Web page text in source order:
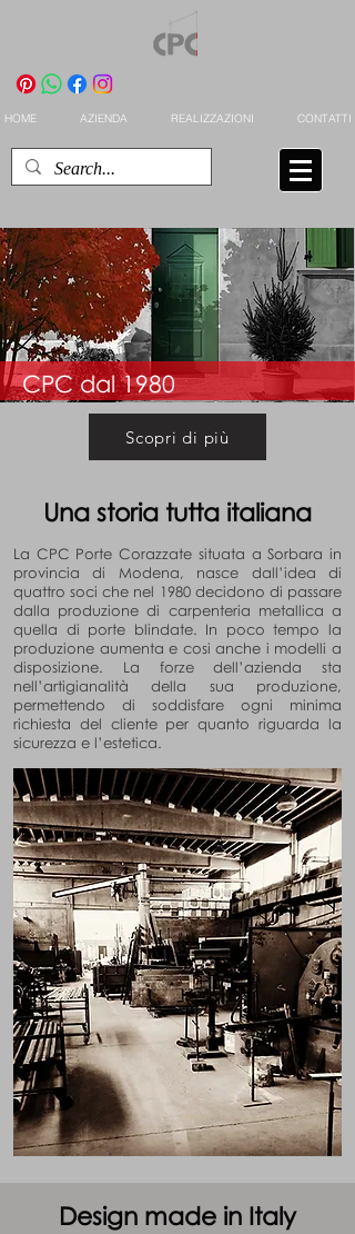
HOME AZIENDA REALIZZAZIONI CONTATTI
CPC dal 1980
Scopri di più
Una storia tutta italiana
La CPC Porte Corazzate situata a Sorbara in
provincia di Modena, nasce dall’idea di
quattro soci che nel 1980 decidono di passare
dalla produzione di carpenteria metallica a
quella di porte blindate. In poco tempo la
produzione aumenta e cosi anche i modelli a
disposizione. La forze dell’azienda sta
nell’artigianalità della sua produzione,
permettendo di soddisfare ogni minima
richiesta del cliente per quanto riguarda la
sicurezza e l’estetica.
Design made in Italy